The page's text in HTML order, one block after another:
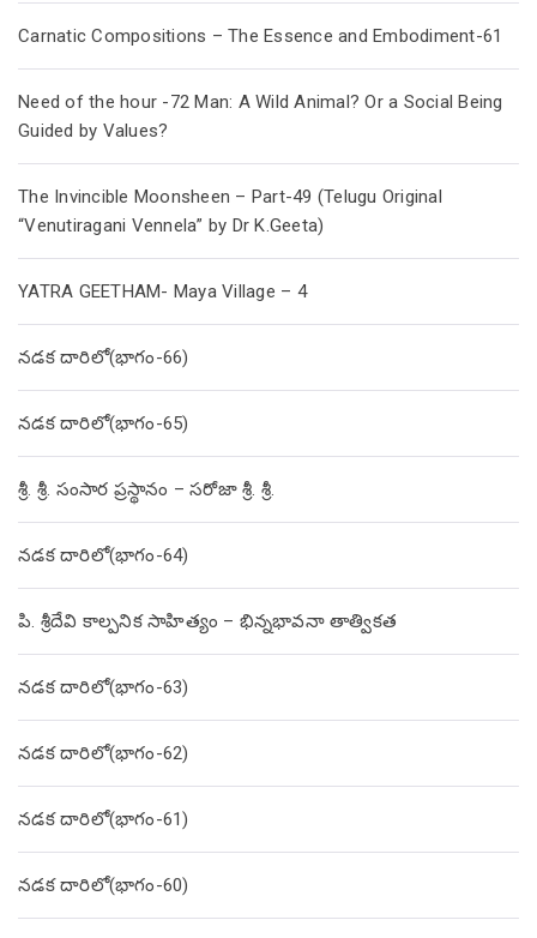
Carnatic Compositions – The Essence and Embodiment-61
Need of the hour -72 Man: A Wild Animal? Or a Social Being
Guided by Values?
The Invincible Moonsheen – Part-49 (Telugu Original
“Venutiragani Vennela” by Dr K.Geeta)
YATRA GEETHAM- Maya Village – 4
నడక దారిలో(భాగం-66)
నడక దారిలో(భాగం-65)
శ్రీ. శ్రీ. సంసార ప్రస్థానం – సరోజా శ్రీ. శ్రీ.
నడక దారిలో(భాగం-64)
పి. శ్రీదేవి కాల్పనిక సాహిత్యం – భిన్నభావనా తాత్వికత
నడక దారిలో(భాగం-63)
నడక దారిలో(భాగం-62)
నడక దారిలో(భాగం-61)
నడక దారిలో(భాగం-60)